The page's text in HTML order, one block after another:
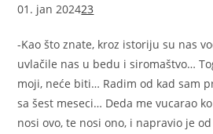
01. jan 202423
-Kao što znate, kroz istoriju su nas
uvlačile nas u bedu i siromaštvo…
moji, neće biti… Radim od kad sam
sa šest meseci… Deda me vucarao
nosi ovo, te nosi ono, i napravio je